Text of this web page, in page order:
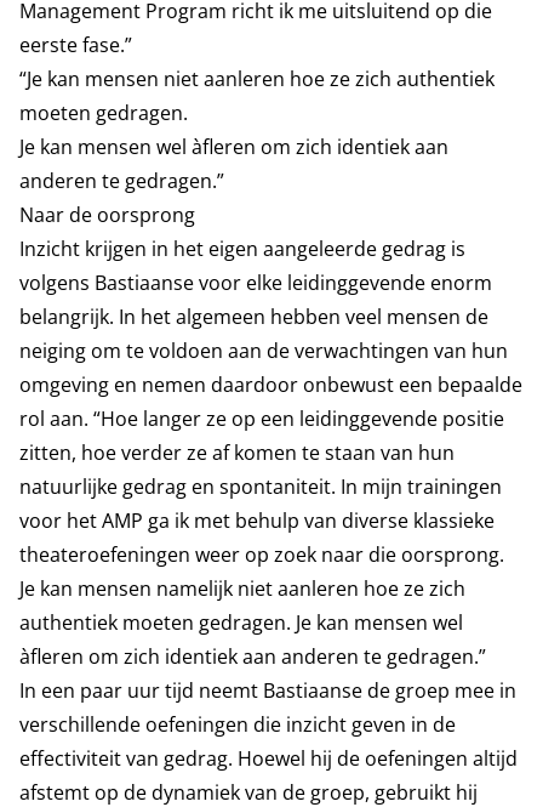
Management Program richt ik me uitsluitend op die
eerste fase.”
“Je kan mensen niet aanleren hoe ze zich authentiek
moeten gedragen.
Je kan mensen wel àfleren om zich identiek aan
anderen te gedragen.”
Naar de oorsprong
Inzicht krijgen in het eigen aangeleerde gedrag is
volgens Bastiaanse voor elke leidinggevende enorm
belangrijk. In het algemeen hebben veel mensen de
neiging om te voldoen aan de verwachtingen van hun
omgeving en nemen daardoor onbewust een bepaalde
rol aan. “Hoe langer ze op een leidinggevende positie
zitten, hoe verder ze af komen te staan van hun
natuurlijke gedrag en spontaniteit. In mijn trainingen
voor het AMP ga ik met behulp van diverse klassieke
theateroefeningen weer op zoek naar die oorsprong.
Je kan mensen namelijk niet aanleren hoe ze zich
authentiek moeten gedragen. Je kan mensen wel
àfleren om zich identiek aan anderen te gedragen.”
In een paar uur tijd neemt Bastiaanse de groep mee in
verschillende oefeningen die inzicht geven in de
effectiviteit van gedrag. Hoewel hij de oefeningen altijd
afstemt op de dynamiek van de groep, gebruikt hij